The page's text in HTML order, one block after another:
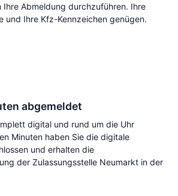
Ihre Abmeldung durchzuführen. Ihre
und Ihre Kfz-Kennzeichen genügen.
abgemeldet
digital und rund um die Uhr
Minuten haben Sie die digitale
und erhalten die
der Zulassungsstelle Neumarkt in der